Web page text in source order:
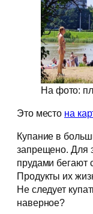
На фото:
Это место на
Купание в
запрещено. Для
прудами бегают
Продукты их
Не следует
наверное?